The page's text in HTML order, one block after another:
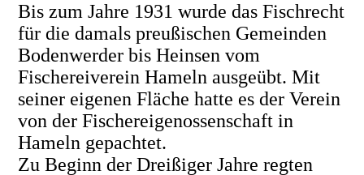
Bis zum Jahre 1931 wurde das Fischrecht
für die damals preußischen Gemeinden
Bodenwerder bis Heinsen vom
Fischereiverein Hameln ausgeübt. Mit
seiner eigenen Fläche hatte es der Verein
von der Fischereigenossenschaft in
Hameln gepachtet.
Zu Beginn der Dreißiger Jahre regten